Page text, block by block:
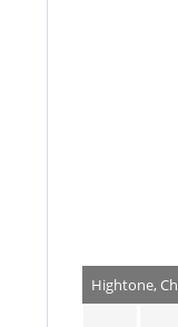
Hightone,